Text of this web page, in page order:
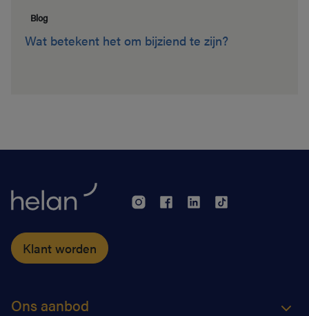
Blog
Wat betekent het om bijziend te zijn?
Klant worden
Ons aanbod